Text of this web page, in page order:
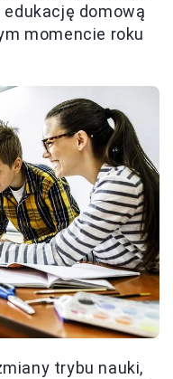
edukację domową
momencie roku
trybu nauki,